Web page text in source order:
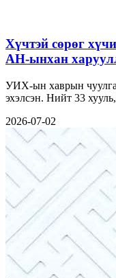
Хүчтэй сөрөг
АН-ынхан
УИХ-ын хаврын
эхэлсэн. Нийт 33
2026-07-02